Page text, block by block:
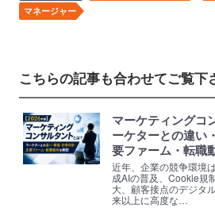
マネージャー
こちらの記事も合わせてご覧下
マーケティングコ
ーケターとの違い
要ファーム・転職
近年、企業の競争環境
成AIの普及、Cookie規
大、顧客接点のデジタ
来以上に高度な…